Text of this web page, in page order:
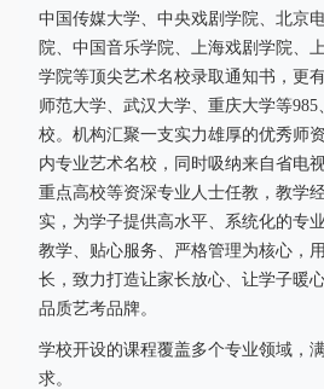
中国传媒大学、中央戏剧学院、北京
院、中国音乐学院、上海戏剧学院、
学院等顶尖艺术名校录取通知书，更
师范大学、武汉大学、重庆大学等985
校。机构汇聚一支实力雄厚的优秀师
内专业艺术名校，同时吸纳来自省电
重点高校等资深专业人士任教，教学
实，为学子提供高水平、系统化的专
教学、贴心服务、严格管理为核心，
长，致力打造让家长放心、让学子暖
品质艺考品牌。
学校开设的课程覆盖多个专业领域，
求。